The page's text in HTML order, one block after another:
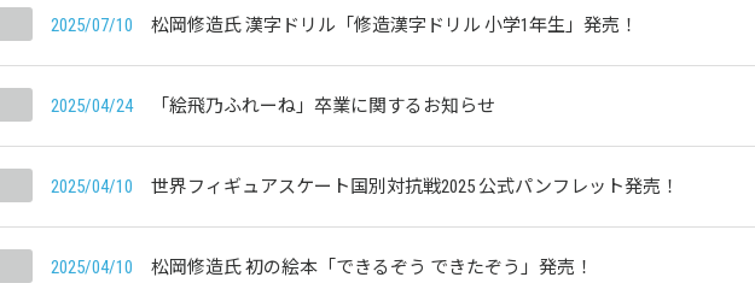
2025/07/10 松岡修造氏 漢字ドリル「修造漢字ドリル 小学1年生」発売！
2025/04/24 「絵飛乃ふれーね」卒業に関するお知らせ
2025/04/10 世界フィギュアスケート国別対抗戦2025 公式パンフレット発売！
2025/04/10 松岡修造氏 初の絵本「できるぞう できたぞう」発売！